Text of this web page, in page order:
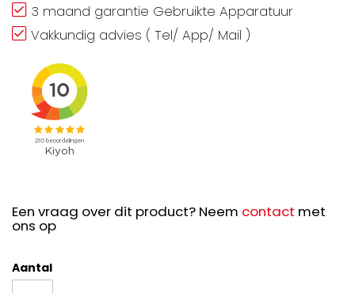
3 maand garantie Gebruikte Apparatuur
Vakkundig advies ( Tel/ App/ Mail )
Een vraag over dit product? Neem contact met
ons op
Aantal